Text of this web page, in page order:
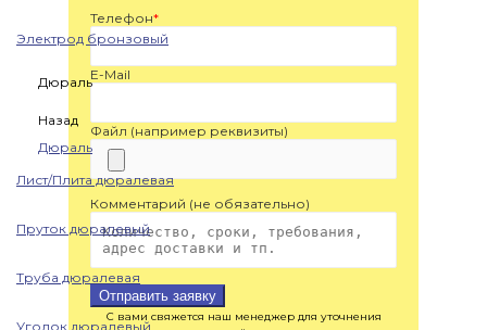
Электрод бронзовый
Дюраль
Назад
Дюраль
Лист/Плита дюралевая
Пруток дюралевый
Труба дюралевая
Уголок дюралевый
Телефон*
E-Mail
Файл (например реквизиты)
Комментарий (не обязательно)
Отправить заявку
С вами свяжется наш менеджер для уточнения